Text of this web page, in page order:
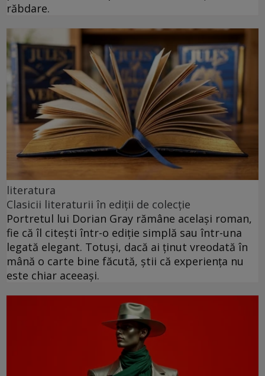
răbdare.
literatura
Clasicii literaturii în ediții de colecție
Portretul lui Dorian Gray rămâne același roman,
fie că îl citești într-o ediție simplă sau într-una
legată elegant. Totuși, dacă ai ținut vreodată în
mână o carte bine făcută, știi că experiența nu
este chiar aceeași.